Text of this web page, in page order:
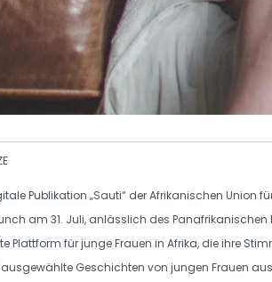
Publikation „Sauti“ derAfrikanischen Union
am 31. Juli, anlässlich des Panafrikanischen
Plattform fürjunge Frauen in Afrika, die ihre
Geschichten von jungen Frauen